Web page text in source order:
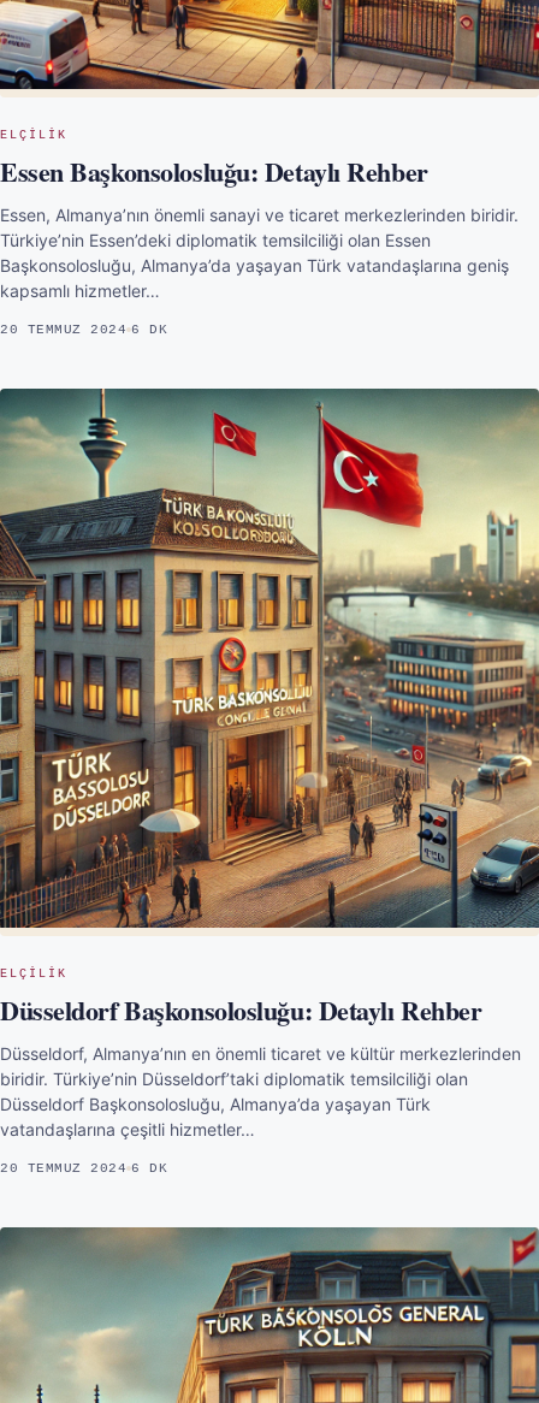
ELÇILIK
Essen Başkonsolosluğu: Detaylı Rehber
Essen, Almanya’nın önemli sanayi ve ticaret merkezlerinden biridir.
Türkiye’nin Essen’deki diplomatik temsilciliği olan Essen
Başkonsolosluğu, Almanya’da yaşayan Türk vatandaşlarına geniş
kapsamlı hizmetler…
20 TEMMUZ 2024 6 DK
ELÇILIK
Düsseldorf Başkonsolosluğu: Detaylı Rehber
Düsseldorf, Almanya’nın en önemli ticaret ve kültür merkezlerinden
biridir. Türkiye’nin Düsseldorf’taki diplomatik temsilciliği olan
Düsseldorf Başkonsolosluğu, Almanya’da yaşayan Türk
vatandaşlarına çeşitli hizmetler…
20 TEMMUZ 2024 6 DK